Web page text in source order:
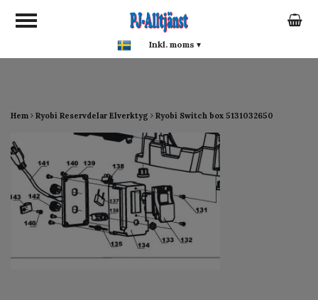
google-site-verification:
google0142a1f5f0015a93.html
Hem Ryobi Reservdelar Elverktyg Ryobi Switch box 5131032650
Inkl. moms ▾